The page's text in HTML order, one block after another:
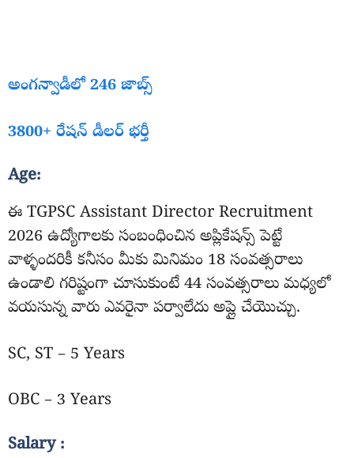
అంగన్వాడీలో 246 జాబ్స్
3800+ రేషన్ డీలర్ భర్తీ
Age:
ఈ TGPSC Assistant Director Recruitment
2026 ఉద్యోగాలకు సంబంధించిన అప్లికేషన్స్ పెట్టే
వాళ్ళందరికీ కనీసం మీకు మినిమం 18 సంవత్సరాలు
ఉండాలి గరిష్టంగా చూసుకుంటే 44 సంవత్సరాలు మధ్యలో
వయసున్న వారు ఎవరైనా పర్వాలేదు అప్లై చేయొచ్చు.
SC, ST – 5 Years
OBC – 3 Years
Salary :